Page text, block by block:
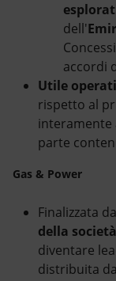
dell'
accordi
Utile
rispetto al
interamente
parte
Gas & Power
Finalizzata
della società
diventare
distribuita